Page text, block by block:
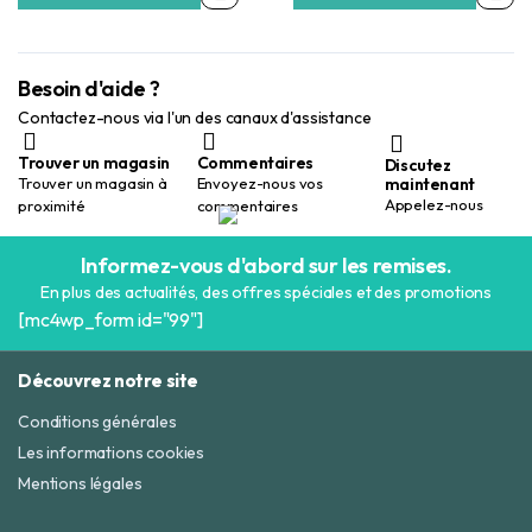
Besoin d'aide ?
Contactez-nous via l'un des canaux d'assistance
Trouver un magasin
Trouver un magasin à
proximité
Commentaires
Envoyez-nous vos
commentaires
Discutez
maintenant
Appelez-nous
Informez-vous d'abord sur les remises.
En plus des actualités, des offres spéciales et des promotions
[mc4wp_form id="99"]
Découvrez notre site
Conditions générales
Les informations cookies
Mentions légales